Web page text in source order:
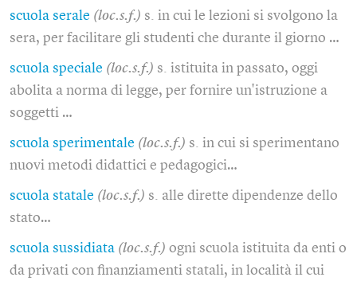
scuola serale (loc.s.f.) s. in cui le lezioni si svolgono la
sera, per facilitare gli studenti che durante il giorno …
scuola speciale (loc.s.f.) s. istituita in passato, oggi
abolita a norma di legge, per fornire un'istruzione a
soggetti …
scuola sperimentale (loc.s.f.) s. in cui si sperimentano
nuovi metodi didattici e pedagogici…
scuola statale (loc.s.f.) s. alle dirette dipendenze dello
stato…
scuola sussidiata (loc.s.f.) ogni scuola istituita da enti o
da privati con finanziamenti statali, in località il cui